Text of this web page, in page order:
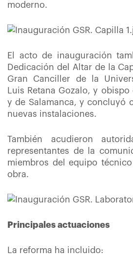
moderno.
El acto de inauguración
Dedicación del Altar de la
Gran Canciller de la
Luis Retana Gozalo, y
y de Salamanca, y concluyó
nuevas instalaciones.
También acudieron
representantes de la
miembros del equipo
obra.
Principales actuaciones
La reforma ha incluido: